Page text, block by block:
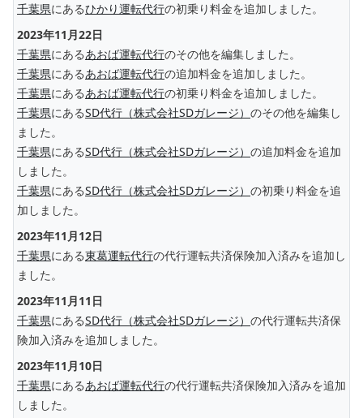
千葉県にあるひかり運転代行の初乗り料金を追加しました。
2023年11月22日
千葉県にあるあおば運転代行のその他を編集しました。
千葉県にあるあおば運転代行の追加料金を追加しました。
千葉県にあるあおば運転代行の初乗り料金を追加しました。
千葉県にあるSD代行（株式会社SDガレージ） のその他を編集し
ました。
千葉県にあるSD代行（株式会社SDガレージ） の追加料金を追加
しました。
千葉県にあるSD代行（株式会社SDガレージ） の初乗り料金を追
加しました。
2023年11月12日
千葉県にある東葛運転代行の代行運転共済保険加入済みを追加し
ました。
2023年11月11日
千葉県にあるSD代行（株式会社SDガレージ） の代行運転共済保
険加入済みを追加しました。
2023年11月10日
千葉県にあるあおば運転代行の代行運転共済保険加入済みを追加
しました。